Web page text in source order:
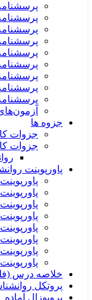
جزوه ها
جزوات
جزوات
پاورپوینت
خلاصه درس
پروتکل
پروپوزال آماده